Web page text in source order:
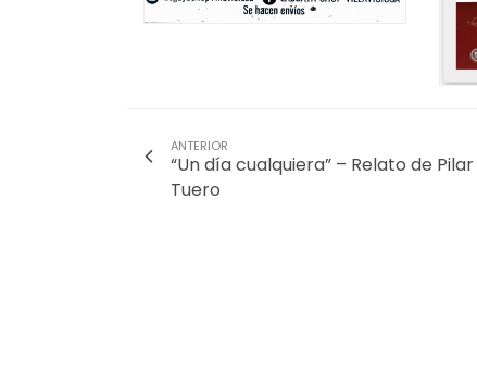
ANTERIOR
“Un día cualquiera” – Relato de Pilar
Tuero